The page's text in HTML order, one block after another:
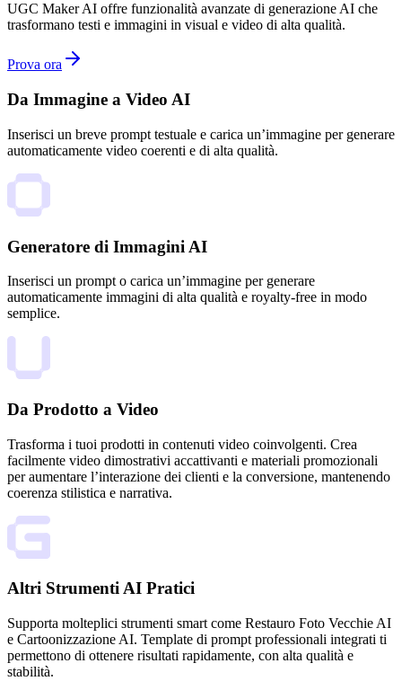
UGC Maker AI offre funzionalità avanzate di generazione AI che
trasformano testi e immagini in visual e video di alta qualità.
Prova ora
Da Immagine a Video AI
Inserisci un breve prompt testuale e carica un’immagine per generare
automaticamente video coerenti e di alta qualità.
Generatore di Immagini AI
Inserisci un prompt o carica un’immagine per generare
automaticamente immagini di alta qualità e royalty-free in modo
semplice.
Da Prodotto a Video
Trasforma i tuoi prodotti in contenuti video coinvolgenti. Crea
facilmente video dimostrativi accattivanti e materiali promozionali
per aumentare l’interazione dei clienti e la conversione, mantenendo
coerenza stilistica e narrativa.
Altri Strumenti AI Pratici
Supporta molteplici strumenti smart come Restauro Foto Vecchie AI
e Cartoonizzazione AI. Template di prompt professionali integrati ti
permettono di ottenere risultati rapidamente, con alta qualità e
stabilità.